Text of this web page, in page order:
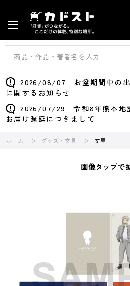
2026/08/07 お盆期間中の出
に関するお知らせ
2026/07/29 令和8年熊本地
お届け遅延につきまして
ホーム グッズ・文具 文具
画像タップで